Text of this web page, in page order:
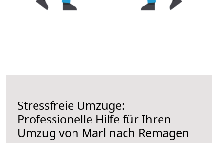
Stressfreie Umzüge:
Professionelle Hilfe für Ihren
Umzug von Marl nach Remagen